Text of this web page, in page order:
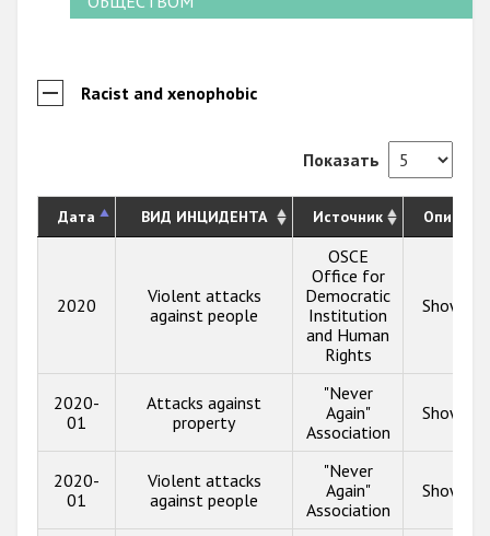
Racist and xenophobic
Показать
Дата ВИД ИНЦИДЕНТА Источник
2020
Violent attacks
against people
OSCE
Office for
Democratic
Institution
and Human
Rights
Show
2020-
01
Attacks against
property
"Never
Again"
Association
Show
2020-
01
Violent attacks
against people
"Never
Again"
Association
Show